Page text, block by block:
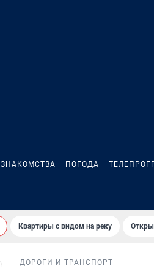
ЗНАКОМСТВА ПОГОДА
Квартиры с видом на реку
ДОРОГИ И ТРАНСПОРТ